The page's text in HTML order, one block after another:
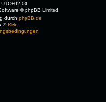
UTC+02:00
© phpBB Limited
durch phpBB.de
©Kirk